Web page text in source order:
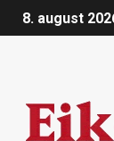
8. august